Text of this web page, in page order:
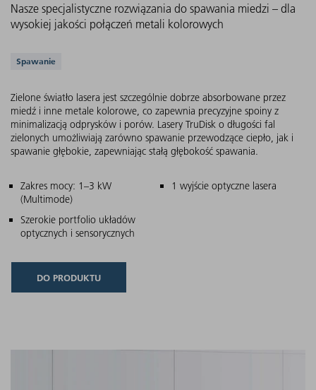
Nasze specjalistyczne rozwiązania do spawania miedzi – dla
wysokiej jakości połączeń metali kolorowych
Obsługiwane aplikacje
Spawanie
Zielone światło lasera jest szczególnie dobrze absorbowane przez
miedź i inne metale kolorowe, co zapewnia precyzyjne spoiny z
minimalizacją odprysków i porów. Lasery TruDisk o długości fal
zielonych umożliwiają zarówno spawanie przewodzące ciepło, jak i
spawanie głębokie, zapewniając stałą głębokość spawania.
Główne cechy
Zakres mocy: 1–3 kW
(Multimode)
1 wyjście optyczne lasera
Szerokie portfolio układów
optycznych i sensorycznych
DO PRODUKTU